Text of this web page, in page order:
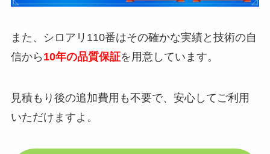
また、シロアリ110番はその確かな実績と技術の自
信から 10年の品質保証を用意しています。
見積もり後の追加費用も不要で、安心してご利用
いただけますよ。